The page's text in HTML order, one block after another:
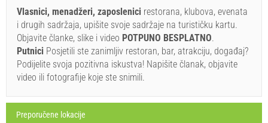
Ukoliko ne želite odmah rezervirati i imate još pitanja,
upišite ih ispod i kliknite ˝Pošalji upit˝.
Vlasnici, menadžeri, zaposlenici restorana, klubova, evenata
i drugih sadržaja, upišite svoje sadržaje na turističku kartu.
Objavite članke, slike i video POTPUNO BESPLATNO.
Putnici Posjetili ste zanimljiv restoran, bar, atrakciju, događaj?
Podijelite svoja pozitivna iskustva! Napišite članak, objavite
video ili fotografije koje ste snimili.
Preporučene lokacije